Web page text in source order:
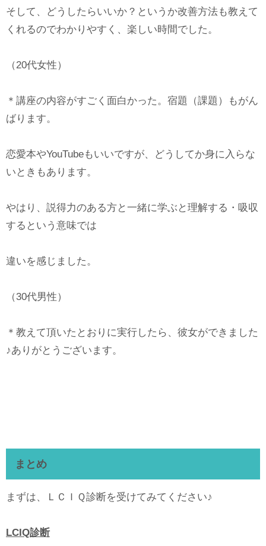
そして、どうしたらいいか？というか改善方法も教えて
くれるのでわかりやすく、楽しい時間でした。
（20代女性）
＊講座の内容がすごく面白かった。宿題（課題）もがん
ばります。
恋愛本やYouTubeもいいですが、どうしてか身に入らな
いときもあります。
やはり、説得力のある方と一緒に学ぶと理解する・吸収
するという意味では
違いを感じました。
（30代男性）
＊教えて頂いたとおりに実行したら、彼女ができました
♪ありがとうございます。
まとめ
まずは、ＬＣＩＱ診断を受けてみてください♪
LCIQ診断